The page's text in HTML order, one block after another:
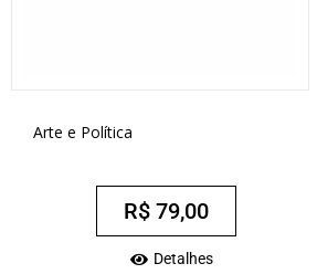
Arte e Política
R$79,00
Detalhes